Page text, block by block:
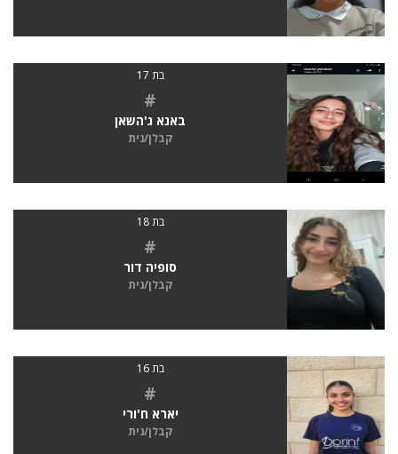
בת 17
#
באנא ג'השאן
קבלן/נית
בת 18
#
סופיה דור
קבלן/נית
בת 16
#
יארא ח'ורי
קבלן/נית